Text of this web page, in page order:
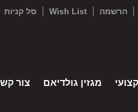
הרשמה Wish List סל קניות
מגזין גולדיאם צור